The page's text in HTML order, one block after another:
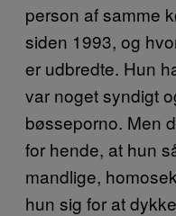
person af samme
siden 1993, og
er udbredte. Hun
var noget syndigt
bøsseporno. Men
for hende, at hun
mandlige,
hun sig for at